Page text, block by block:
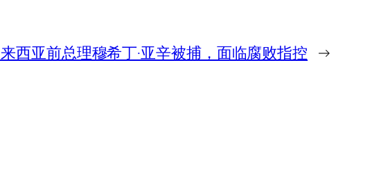
西亚前总理穆希丁·亚辛被捕，面临腐败指控 →